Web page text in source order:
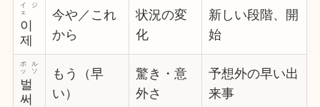
이
제
イジ
ェ
今や／これ
から
状況の変
化
新しい段階、開
始
벌
써
ポル
ッソ
もう（早
い）
驚き・意
外さ
予想外の早い出
来事